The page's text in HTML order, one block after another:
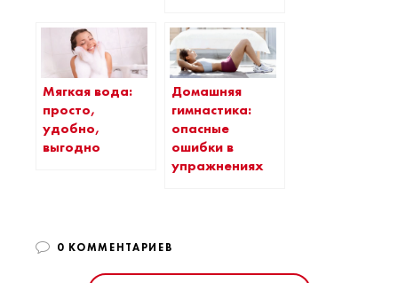
Мягкая вода:
просто,
удобно,
выгодно
Домашняя
гимнастика:
опасные
ошибки в
упражнениях
0 КОММЕНТАРИЕВ